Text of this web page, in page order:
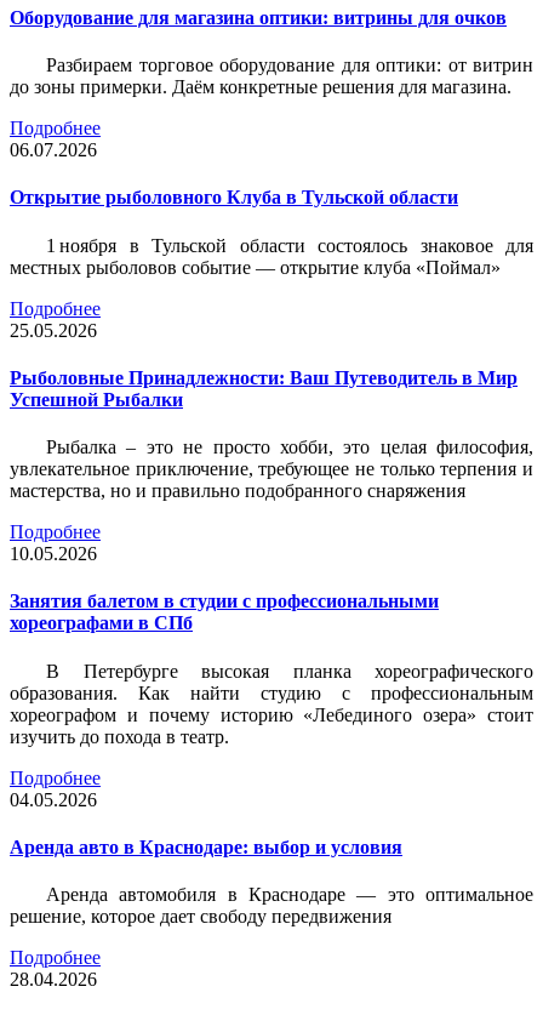
Оборудование для магазина оптики: витрины для очков
Разбираем торговое оборудование для оптики: от витрин
до зоны примерки. Даём конкретные решения для магазина.
Подробнее
06.07.2026
Открытие рыболовного Клуба в Тульской области
1 ноября в Тульской области состоялось знаковое для
местных рыболовов событие — открытие клуба «Поймал»
Подробнее
25.05.2026
Рыболовные Принадлежности: Ваш Путеводитель в Мир
Успешной Рыбалки
Рыбалка – это не просто хобби, это целая философия,
увлекательное приключение, требующее не только терпения и
мастерства, но и правильно подобранного снаряжения
Подробнее
10.05.2026
Занятия балетом в студии с профессиональными
хореографами в СПб
В Петербурге высокая планка хореографического
образования. Как найти студию с профессиональным
хореографом и почему историю «Лебединого озера» стоит
изучить до похода в театр.
Подробнее
04.05.2026
Аренда авто в Краснодаре: выбор и условия
Аренда автомобиля в Краснодаре — это оптимальное
решение, которое дает свободу передвижения
Подробнее
28.04.2026